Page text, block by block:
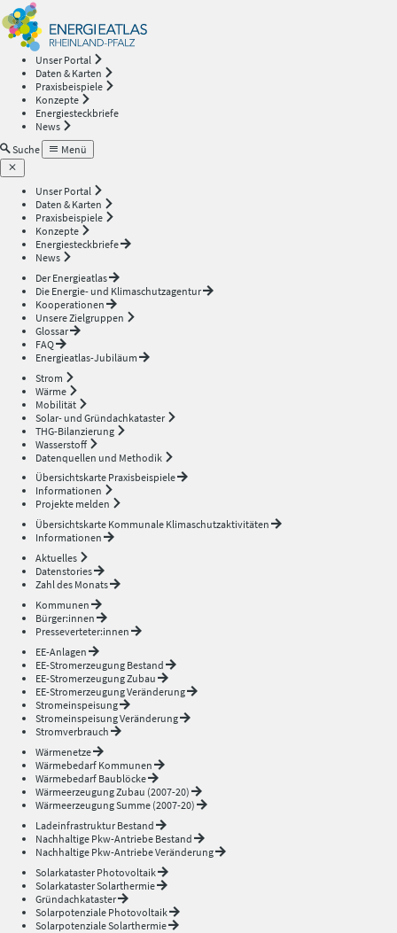
Unser Portal
Daten & Karten
Praxisbeispiele
Konzepte
Energiesteckbriefe
News
Suche
Menü
Unser Portal
Daten & Karten
Praxisbeispiele
Konzepte
Energiesteckbriefe
News
Der Energieatlas
Die Energie- und Klimaschutzagentur
Kooperationen
Unsere Zielgruppen
Glossar
FAQ
Energieatlas-Jubiläum
Strom
Wärme
Mobilität
Solar- und Gründachkataster
THG-Bilanzierung
Wasserstoff
Datenquellen und Methodik
Übersichtskarte Praxisbeispiele
Informationen
Projekte melden
Übersichtskarte Kommunale Klimaschutzaktivitäten
Informationen
Aktuelles
Datenstories
Zahl des Monats
Kommunen
Bürger:innen
Presseverteter:innen
EE-Anlagen
EE-Stromerzeugung Bestand
EE-Stromerzeugung Zubau
EE-Stromerzeugung Veränderung
Stromeinspeisung
Stromeinspeisung Veränderung
Stromverbrauch
Wärmenetze
Wärmebedarf Kommunen
Wärmebedarf Baublöcke
Wärmeerzeugung Zubau (2007-20)
Wärmeerzeugung Summe (2007-20)
Ladeinfrastruktur Bestand
Nachhaltige Pkw-Antriebe Bestand
Nachhaltige Pkw-Antriebe Veränderung
Solarkataster Photovoltaik
Solarkataster Solarthermie
Gründachkataster
Solarpotenziale Photovoltaik
Solarpotenziale Solarthermie